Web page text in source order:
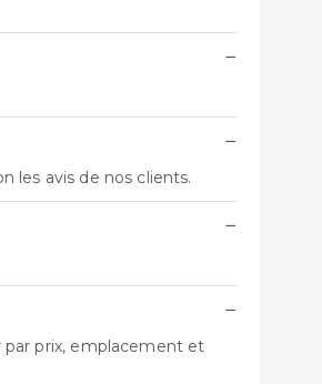
−
−
les avis de nos clients.
−
−
prix, emplacement et